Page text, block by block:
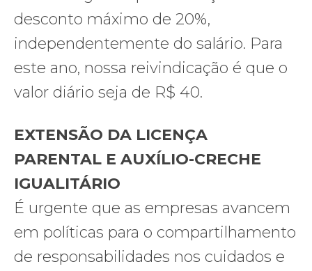
desconto máximo de 20%,
independentemente do salário. Para
este ano, nossa reivindicação é que o
valor diário seja de R$ 40.
EXTENSÃO DA LICENÇA
PARENTAL E AUXÍLIO-CRECHE
IGUALITÁRIO
É urgente que as empresas avancem
em políticas para o compartilhamento
de responsabilidades nos cuidados e